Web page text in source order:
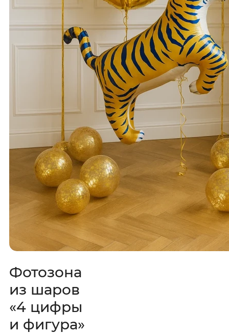
Фотозона
из шаров
«4 цифры
и фигура»